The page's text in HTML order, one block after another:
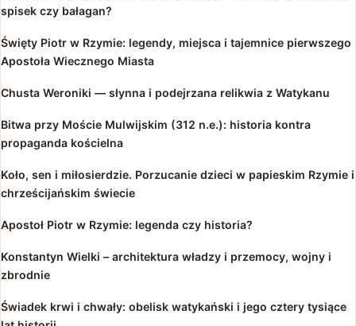
spisek czy bałagan?
Święty Piotr w Rzymie: legendy, miejsca i tajemnice pierwszego
Apostoła Wiecznego Miasta
Chusta Weroniki — słynna i podejrzana relikwia z Watykanu
Bitwa przy Moście Mulwijskim (312 n.e.): historia kontra
propaganda kościelna
Koło, sen i miłosierdzie. Porzucanie dzieci w papieskim Rzymie i
chrześcijańskim świecie
Apostoł Piotr w Rzymie: legenda czy historia?
Konstantyn Wielki – architektura władzy i przemocy, wojny i
zbrodnie
Świadek krwi i chwały: obelisk watykański i jego cztery tysiące